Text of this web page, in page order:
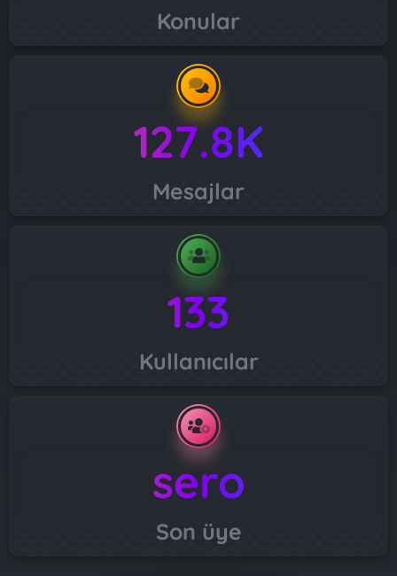
Konular
127.8K
Mesajlar
133
Kullanıcılar
sero
Son üye